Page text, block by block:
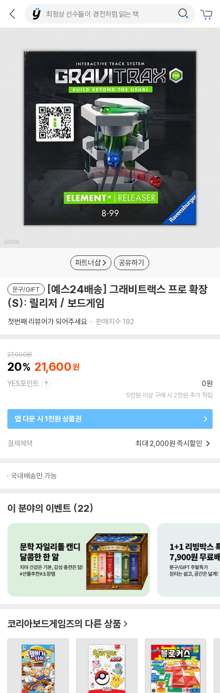
파트너샵 공유하기
문구/GIFT
[예스24배송] 그래비트랙스 프로 확장
(S): 릴리저 / 보드게임
첫번째 리뷰어가 되어주세요 판매지수 192
27,000원
20 21,600
YES포인트 0원
5만원 이상 구매 시 2천원 추가 적립
앱 다운 시 1천원 상품권
결제혜택 최대 2,000원 즉시할인
국내배송만 가능
이 분야의 이벤트 22
코리아보드게임즈의 다른 상품